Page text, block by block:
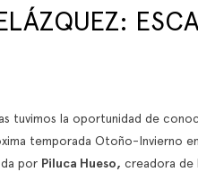
tuvimos la oportunidad de
temporada Otoño-Invierno
por Piluca Hueso, creadora de